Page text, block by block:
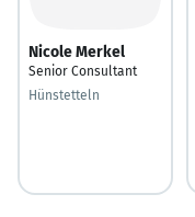
Nicole Merkel
Senior Consultant
Hünstetteln